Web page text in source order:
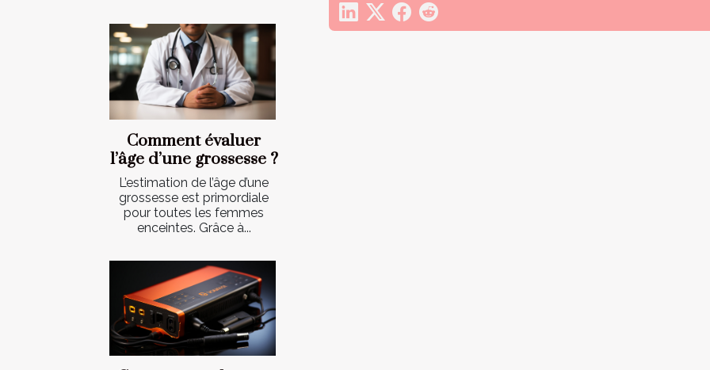
Comment évaluer
l’âge d’une grossesse ?
L’estimation de l’âge d’une
grossesse est primordiale
pour toutes les femmes
enceintes. Grâce à...